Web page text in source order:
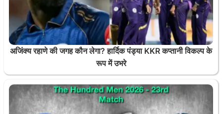
अजिंक्य रहाणे की जगह कौन लेगा? हार्दिक पंड्या KKR कप्तानी विकल्प के
रूप में उभरे